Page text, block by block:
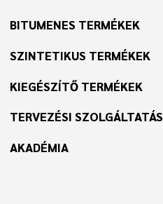
BITUMENES TERMÉKEK
SZINTETIKUS TERMÉKEK
KIEGÉSZÍTŐ TERMÉKEK
TERVEZÉSI SZOLGÁLTATÁS
AKADÉMIA